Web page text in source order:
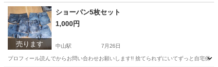
神奈川 横浜市 中山駅 年中行事用品
売ります
ショーパン5枚セット
1,000円
中山駅 7月26日
プロフィール読んでからお問い合わせお願いします!! 捨てられずにいてずっと自宅保